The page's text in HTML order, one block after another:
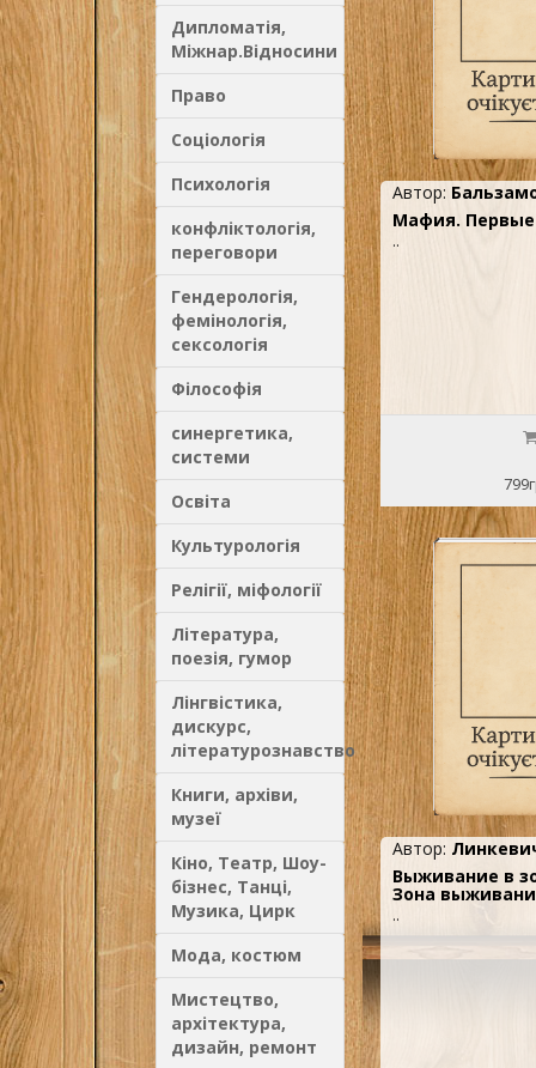
Дипломатія,
Міжнар.Відносини
Право
Соціологія
Психологія
конфліктологія,
переговори
Гендерологія,
фемінологія,
сексологія
Філософія
синергетика,
системи
Освіта
Культурологія
Релігії, міфології
Література,
поезія, гумор
Лінгвістика,
дискурс,
літературознавство
Книги, архіви,
музеї
Кіно, Театр, Шоу-
бізнес, Танці,
Музика, Цирк
Мода, костюм
Мистецтво,
архітектура,
дизайн, ремонт
Автор:
Мафия. Первые
..
Автор:
Выживание в
Зона
..